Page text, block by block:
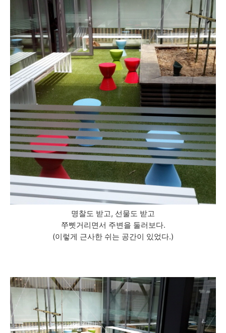
명찰도 받고, 선물도 받고
쭈삣거리면서 주변을 둘러보다.
(이렇게 근사한 쉬는 공간이 있었다.)